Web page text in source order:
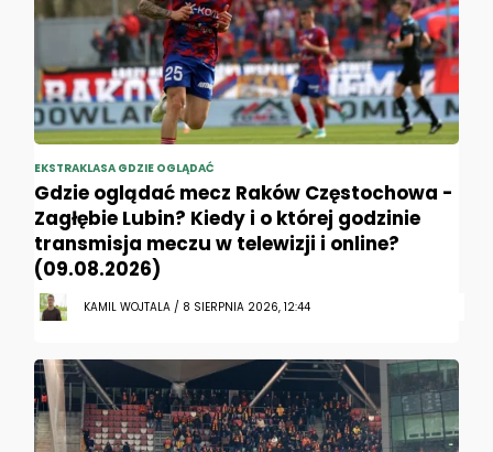
EKSTRAKLASA GDZIE OGLĄDAĆ
Gdzie oglądać mecz Raków Częstochowa -
Zagłębie Lubin? Kiedy i o której godzinie
transmisja meczu w telewizji i online?
(09.08.2026)
KAMIL WOJTALA / 8 SIERPNIA 2026, 12:44